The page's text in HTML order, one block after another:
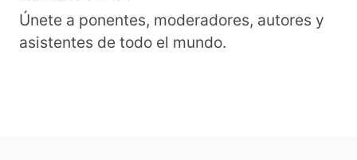
Únete a ponentes, moderadores, autores y
asistentes de todo el mundo.